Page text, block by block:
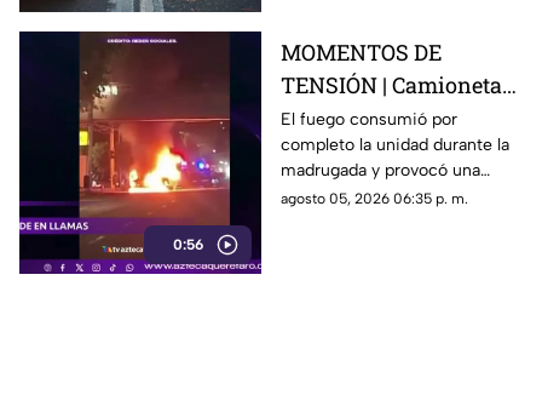
0:56
MOMENTOS DE
TENSIÓN | Camioneta
termina calcinada
sobre avenida
Constituyentes; así se
vivió el momento
El fuego consumió por
completo la unidad durante la
madrugada y provocó una
intensa movilización en una de
agosto 05, 2026 06:35 p. m.